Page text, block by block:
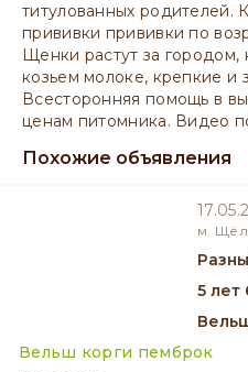
титулованных родителей.
прививки прививки по
Щенки растут за городом,
козьем молоке, крепкие
Всесторонняя помощь в
ценам питомника. Видео
Похожие объявления
м.
5
Вельш корги пемброк